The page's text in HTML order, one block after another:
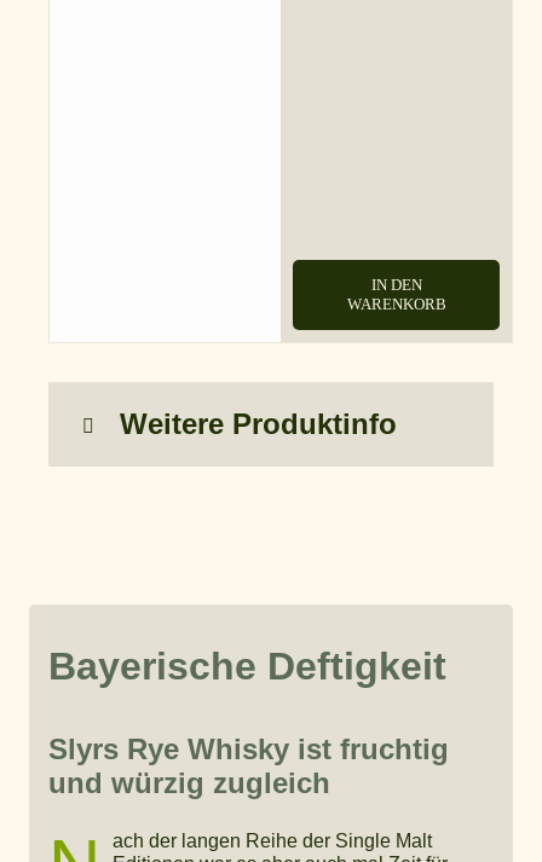
IN DEN
WARENKORB
Weitere Produktinfo
Bayerische Deftigkeit
Slyrs Rye Whisky ist fruchtig
und würzig zugleich
ach der langen Reihe der Single Malt